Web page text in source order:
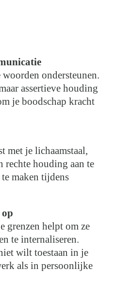
ondersteunen.
assertieve houding
je boodschap kracht
met je lichaamstaal,
rechte houding aan te
maken tijdens
grenzen helpt om ze
te internaliseren.
wilt toestaan in je
als in persoonlijke